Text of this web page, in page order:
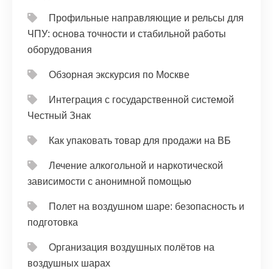
Профильные направляющие и рельсы для
ЧПУ: основа точности и стабильной работы
оборудования
Обзорная экскурсия по Москве
Интеграция с государственной системой
Честный Знак
Как упаковать товар для продажи на ВБ
Лечение алкогольной и наркотической
зависимости с анонимной помощью
Полет на воздушном шаре: безопасность и
подготовка
Организация воздушных полётов на
воздушных шарах